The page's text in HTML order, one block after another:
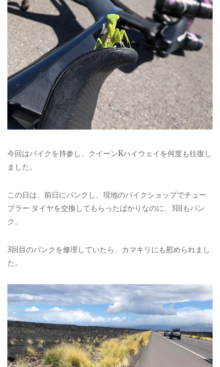
今回はバイクを持参し、クイーンKハイウェイを何度も往復し
ました。
この日は、前日にパンクし、現地のバイクショップでチュー
ブラー タイヤを交換してもらったばかりなのに、3回もパン
ク。
3回目のパンクを修理していたら、カマキリにも慰められまし
た。